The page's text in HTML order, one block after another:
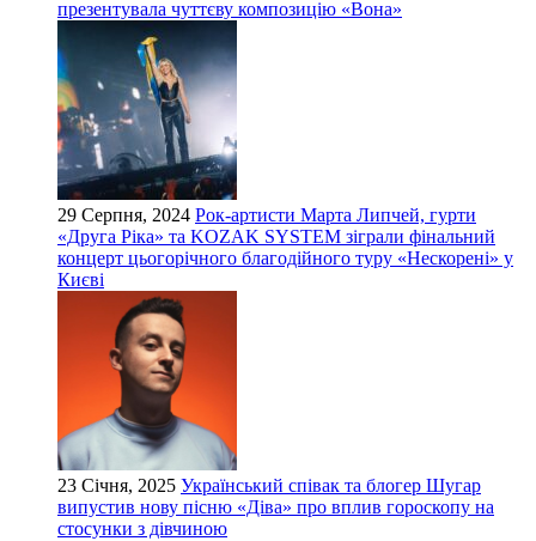
презентувала чуттєву композицію «Вона»
29 Серпня, 2024 Рок-артисти Марта Липчей, гурти
«Друга Ріка» та KOZAK SYSTEM зіграли фінальний
концерт цьогорічного благодійного туру «Нескорені» у
Києві
23 Січня, 2025 Український співак та блогер Шугар
випустив нову пісню «Діва» про вплив гороскопу на
стосунки з дівчиною